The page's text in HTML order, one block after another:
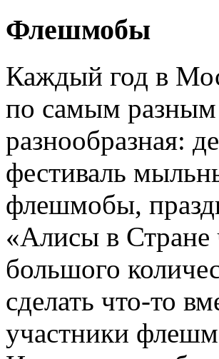
Флешмобы
Каждый год в
по самым разным
разнообразная:
фестиваль
флешмобы,
«Алисы в Стране
большого
сделать что-то
участники